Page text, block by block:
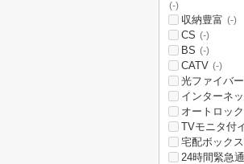
(-)
収納豊富 (-)
CS (-)
BS (-)
CATV (-)
光ファイバー
インターネ
オートロック
TVモニタ付
宅配ボックス
24時間緊急